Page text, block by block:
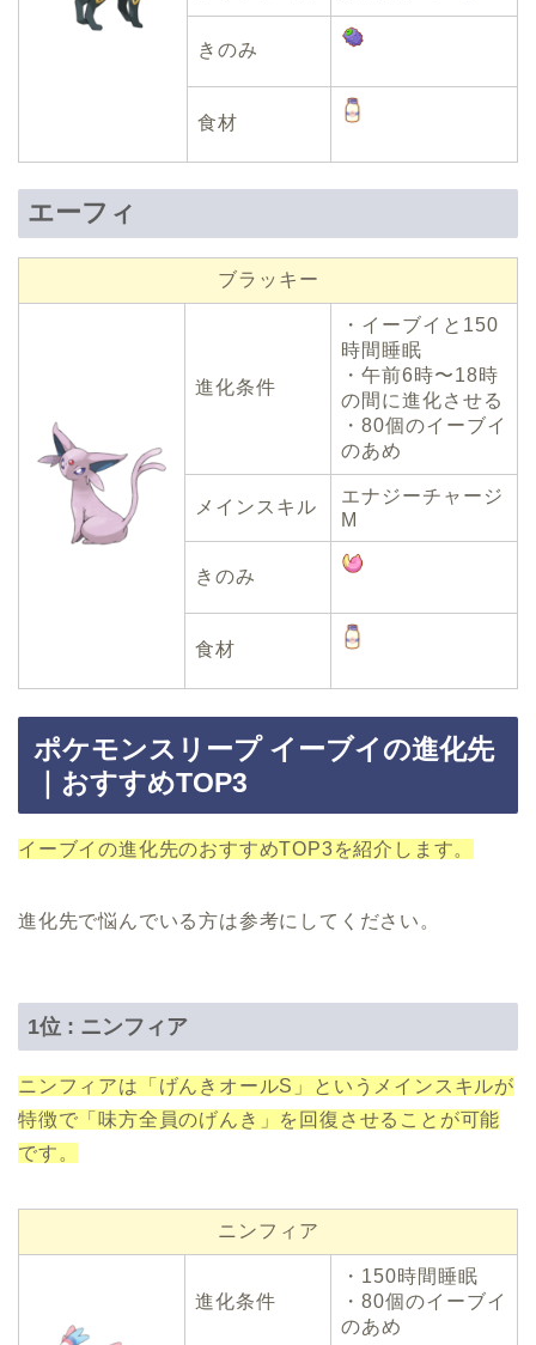
きのみ
食材
エーフィ
ブラッキー
進化条件
・イーブイと150
時間睡眠
・午前6時〜18時
の間に進化させる
・80個のイーブイ
のあめ
メインスキル
エナジーチャージ
M
きのみ
食材
ポケモンスリープ イーブイの進化先
｜おすすめTOP3
イーブイの進化先のおすすめTOP3を紹介します。
進化先で悩んでいる方は参考にしてください。
1位 : ニンフィア
ニンフィアは「げんきオールS」というメインスキルが
特徴で「味方全員のげんき」を回復させることが可能
です。
ニンフィア
進化条件
・150時間睡眠
・80個のイーブイ
のあめ